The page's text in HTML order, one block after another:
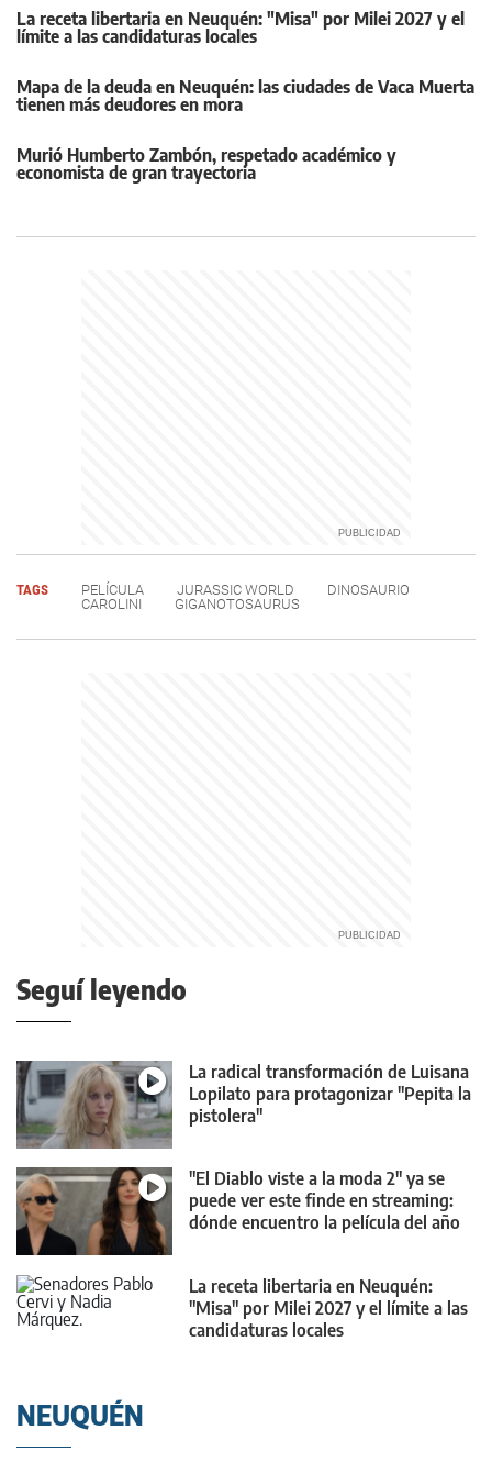
La receta libertaria en Neuquén: "Misa" por Milei 2027 y el
límite a las candidaturas locales
Mapa de la deuda en Neuquén: las ciudades de Vaca Muerta
tienen más deudores en mora
Murió Humberto Zambón, respetado académico y
economista de gran trayectoria
TAGS PELÍCULA JURASSIC WORLD
DINOSAURIO
CAROLINI
GIGANOTOSAURUS
Seguí leyendo
La radical transformación de Luisana
Lopilato para protagonizar "Pepita la
pistolera"
"El Diablo viste a la moda 2" ya se
puede ver este finde en streaming:
dónde encuentro la película del año
La receta libertaria en Neuquén:
"Misa" por Milei 2027 y el límite a las
candidaturas locales
NEUQUÉN